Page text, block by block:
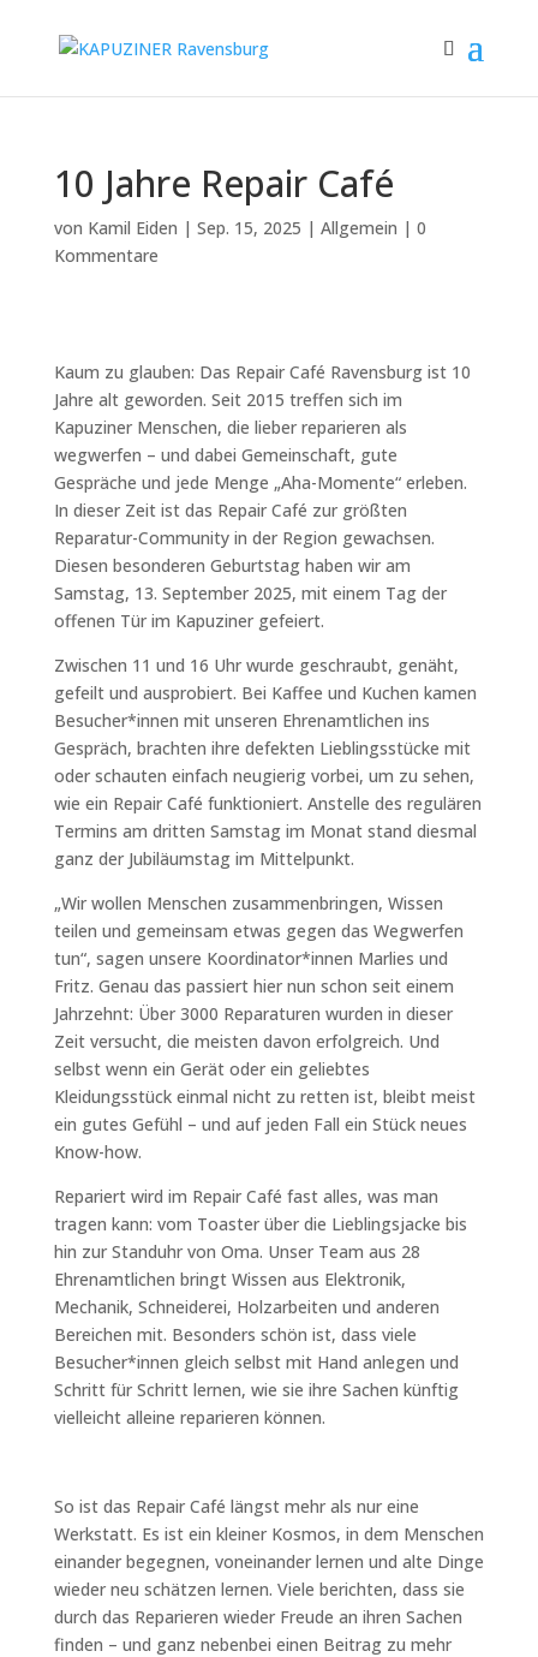
10 Jahre Repair Café
von Kamil Eiden | Sep. 15, 2025 | Allgemein | 0
Kommentare
Kaum zu glauben: Das Repair Café Ravensburg ist 10
Jahre alt geworden. Seit 2015 treffen sich im
Kapuziner Menschen, die lieber reparieren als
wegwerfen – und dabei Gemeinschaft, gute
Gespräche und jede Menge „Aha-Momente“ erleben.
In dieser Zeit ist das Repair Café zur größten
Reparatur-Community in der Region gewachsen.
Diesen besonderen Geburtstag haben wir am
Samstag, 13. September 2025, mit einem Tag der
offenen Tür im Kapuziner gefeiert.
Zwischen 11 und 16 Uhr wurde geschraubt, genäht,
gefeilt und ausprobiert. Bei Kaffee und Kuchen kamen
Besucher*innen mit unseren Ehrenamtlichen ins
Gespräch, brachten ihre defekten Lieblingsstücke mit
oder schauten einfach neugierig vorbei, um zu sehen,
wie ein Repair Café funktioniert. Anstelle des regulären
Termins am dritten Samstag im Monat stand diesmal
ganz der Jubiläumstag im Mittelpunkt.
„Wir wollen Menschen zusammenbringen, Wissen
teilen und gemeinsam etwas gegen das Wegwerfen
tun“, sagen unsere Koordinator*innen Marlies und
Fritz. Genau das passiert hier nun schon seit einem
Jahrzehnt: Über 3000 Reparaturen wurden in dieser
Zeit versucht, die meisten davon erfolgreich. Und
selbst wenn ein Gerät oder ein geliebtes
Kleidungsstück einmal nicht zu retten ist, bleibt meist
ein gutes Gefühl – und auf jeden Fall ein Stück neues
Know-how.
Repariert wird im Repair Café fast alles, was man
tragen kann: vom Toaster über die Lieblingsjacke bis
hin zur Standuhr von Oma. Unser Team aus 28
Ehrenamtlichen bringt Wissen aus Elektronik,
Mechanik, Schneiderei, Holzarbeiten und anderen
Bereichen mit. Besonders schön ist, dass viele
Besucher*innen gleich selbst mit Hand anlegen und
Schritt für Schritt lernen, wie sie ihre Sachen künftig
vielleicht alleine reparieren können.
So ist das Repair Café längst mehr als nur eine
Werkstatt. Es ist ein kleiner Kosmos, in dem Menschen
einander begegnen, voneinander lernen und alte Dinge
wieder neu schätzen lernen. Viele berichten, dass sie
durch das Reparieren wieder Freude an ihren Sachen
finden – und ganz nebenbei einen Beitrag zu mehr